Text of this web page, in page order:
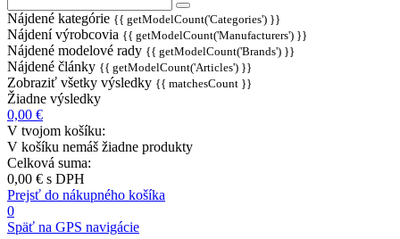
Nájdené kategórie {{ getModelCount('Categories') }}
Nájdení výrobcovia {{ getModelCount('Manufacturers') }}
Nájdené modelové rady {{ getModelCount('Brands') }}
Nájdené články {{ getModelCount('Articles') }}
Zobraziť všetky výsledky {{ matchesCount }}
Žiadne výsledky
0,00 €
V tvojom košíku:
V košíku nemáš žiadne produkty
Celková suma:
0,00 € s DPH
Prejsť do nákupného košíka
0
Späť na GPS navigácie